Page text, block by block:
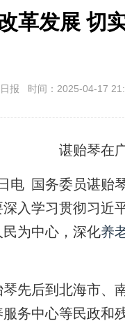
革发展 切
报 时间：2025-04-17
谌贻琴在
国务委员谌贻琴
入学习贯彻习近
为中心，深化养
先后到北海市、
务中心等民政和